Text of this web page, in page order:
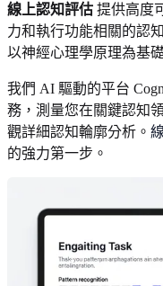
線上認知評估 提供高度
力和執行功能相關的認
以神經心理學原理為基
我們 AI 驅動的平台
務，測量您在關鍵認知
觀詳細認知輪廓分析。
的強力第一步。